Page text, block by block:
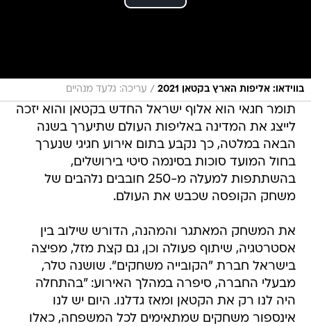
בווידאו: אליפות הארץ בקטאן 2021 / עריכה: גלעד מנהיים
תומר חגאי הוא אלוף ישראל החדש בקטאן והוא יזכה
לייצג את המדינה באליפות העולם שתיערך בשנה
הבאה במלטה, כך נקבע בתום אירוע חגיגי שנערך
בחול המועד סוכות בסינמה סיטי בירושלים,
בהשתתפות למעלה מ-250 חובבים נלהבים של
משחק הקופסה שכבש את העולם.
את המשחק המאתגר והמהנה, הדורש שילוב בין
אסטרטגיה, שיתוף פעולה וכן, גם קצת מזל, מפיצה
בישראל חברת "הקובייה משחקים". שושנה טלר,
מבעלי החברה, סיפרה במהלך האירוע: "בהתחלה
היה לנו רק את הקטאן ומאז גדלנו. היום יש לנו
אינספור משחקים שמתאימים לכל המשפחה, כאלו